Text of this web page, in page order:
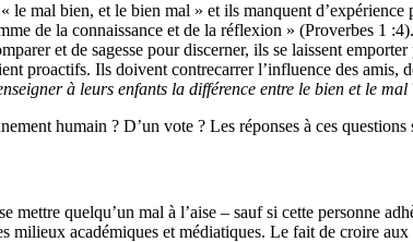
mal bien, et le bien mal » et ils manquent
de la connaissance et de la réflexion » (Proverbes 1
et de sagesse pour discerner, ils se laissent
proactifs. Ils doivent contrecarrer l’influence des amis,
à leurs enfants la différence entre le bien et le mal
humain ? D’un vote ? Les réponses à ces
quelqu’un mal à l’aise – sauf si cette personne
milieux académiques et médiatiques. Le fait de croire